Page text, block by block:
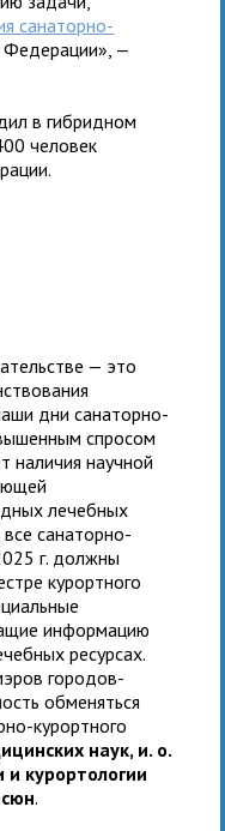
санаторно-
Федерации», —
в гибридном
человек
— это
дни санаторно-
спросом
наличия научной
лечебных
все санаторно-
г. должны
курортного
информацию
ресурсах.
городов-
обменяться
курортного
наук, и. о.
курортологии
.